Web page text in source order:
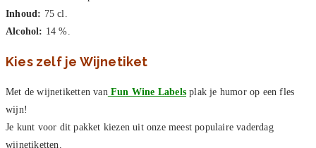
Inhoud: 75 cl.
Alcohol: 14 %.
Kies zelf je Wijnetiket
Met de wijnetiketten vanFun Wine Labels plak je humor op een fles
wijn!
Je kunt voor dit pakket kiezen uit onze meest populaire vaderdag
wijnetiketten.